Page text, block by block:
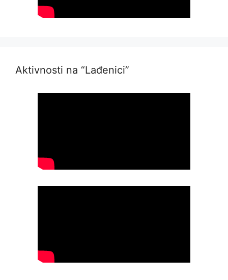
Aktivnosti na “Lađenici”